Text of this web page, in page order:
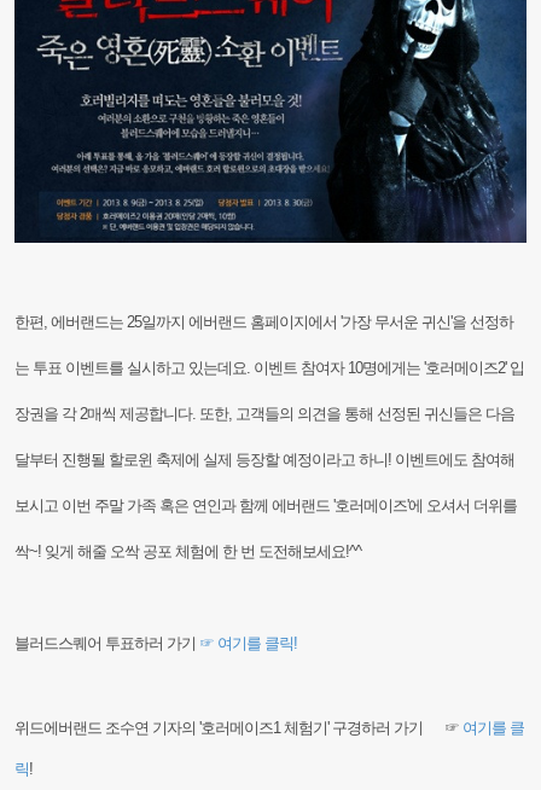
한편, 에버랜드는 25일까지 에버랜드 홈페이지에서 '가장 무서운 귀신'을 선정하
는 투표 이벤트를 실시하고 있는데요. 이벤트 참여자 10명에게는 '호러메이즈2' 입
장권을 각 2매씩 제공합니다. 또한, 고객들의 의견을 통해 선정된 귀신들은 다음
달부터 진행될 할로윈 축제에 실제 등장할 예정이라고 하니! 이벤트에 도 참여해
보시고 이번 주말 가족 혹은 연인과 함께 에버랜드 '호러메이즈'에 오셔서 더위를
싹~! 잊게해줄 오싹 공포 체험에 한 번 도전해보세요!^^
블러드스퀘어 투표하러 가기 ☞ 여기를 클릭!
위드에버랜드 조수연 기자의 '호러메이즈1 체험기' 구경하러 가기 ☞ 여기를 클
릭!